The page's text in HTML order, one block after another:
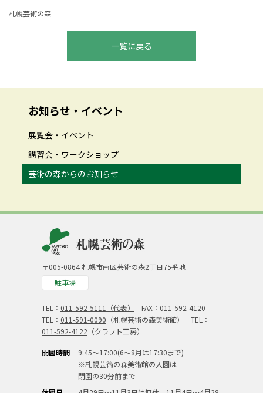
札幌芸術の森
一覧に戻る
お知らせ・イベント
展覧会・イベント
講習会・ワークショップ
芸術の森からのお知らせ
〒005-0864 札幌市南区芸術の森2丁目75番地
駐車場
TEL： 011-592-5111（代表）
FAX：011-592-4120
TEL： 011-591-0090 （札幌芸術の森美術館） TEL：
011-592-4122 （クラフト工房）
開園時間
9:45～17:00(6～8月は17:30まで)
※札幌芸術の森美術館の入園は
閉園の30分前まで